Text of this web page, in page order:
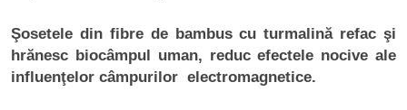
Şosetele din fibre de bambus cu turmalină refac şi
hrănesc biocâmpul uman, reduc efectele nocive ale
influenţelor câmpurilor electromagnetice.